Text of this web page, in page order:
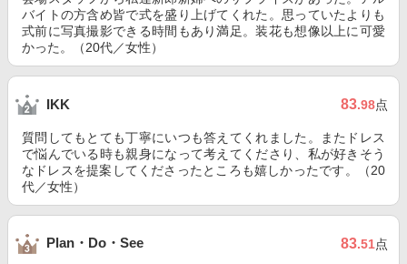
バイトの方含め皆で式を盛り上げてくれた。思っていたよりも
式前に写真撮影できる時間もあり満足。装花も想像以上に可愛
かった。（20代／女性）
IKK 83.98点
質問してもとても丁寧にいつも答えてくれました。またドレス
で悩んでいる時も親身になって考えてくださり、私が好きそう
なドレスを提案してくださったところも嬉しかったです。（20
代／女性）
Plan・Do・See 83.51点